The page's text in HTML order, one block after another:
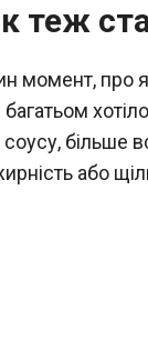
теж
момент, про
багатьом
соусу, більше
або